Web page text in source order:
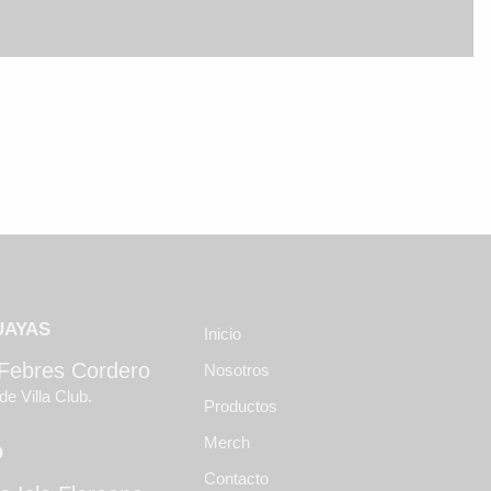
Cordero
Villa Club.
Inicio
Nosotros
Productos
Merch
Contacto